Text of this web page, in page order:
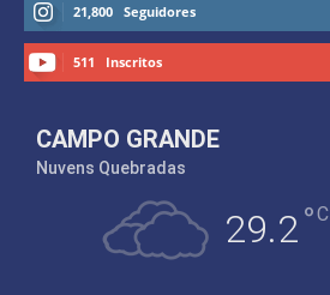
21,800 Seguidores
511 Inscritos
CAMPO GRANDE
Nuvens Quebradas
29.2°C